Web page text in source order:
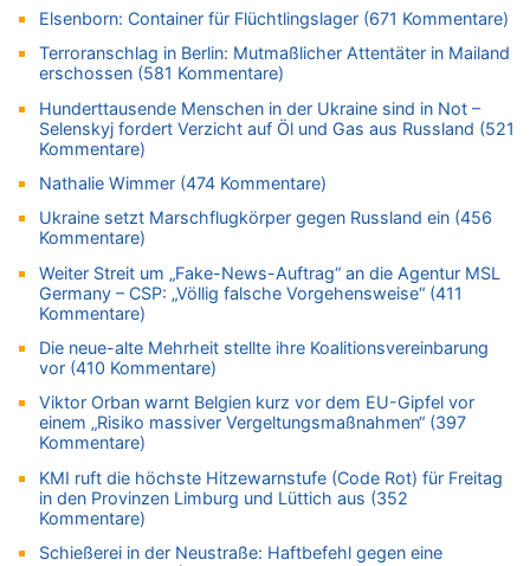
08.08.2026 - 15:32 von 5/11 zu
Mehrere Menschen in Londons City niedergestochen
08.08.2026 - 15:19 von Guido Scholzen zu
Leipzig, Mechernich und die Frage: Wer steckt hinter den
Drohnen mit Strengstoff? War es Russland?
Belgier knackt Jackpot bei Lotterie EuroMillions und gewinnt
mehr als 111 Millionen €
08.08.2026 - 14:47 von Peer Wermuth zu
Leipzig, Mechernich und die Frage: Wer steckt hinter den
Drohnen mit Strengstoff? War es Russland?
08.08.2026 - 14:29 von Achso Dax zu
In Belgien missachten zwei von drei Autofahrern das
Tempolimit in 30er-Zonen – Untersuchung von Vias
08.08.2026 - 13:23 von Hugo Egon Bernhard von Sinnen zu
Leipzig, Mechernich und die Frage: Wer steckt hinter den
Drohnen mit Strengstoff? War es Russland?
08.08.2026 - 13:03 von WK zu
Kollision zwischen Autofahrer und Radfahrer an RAVeL-Weg
Elsenborn: Container für Flüchtlingslager (671 Kommentare)
Terroranschlag in Berlin: Mutmaßlicher Attentäter in Mailand
erschossen (581 Kommentare)
Hunderttausende Menschen in der Ukraine sind in Not –
Selenskyj fordert Verzicht auf Öl und Gas aus Russland (521
Kommentare)
Nathalie Wimmer (474 Kommentare)
Ukraine setzt Marschflugkörper gegen Russland ein (456
Kommentare)
Weiter Streit um „Fake-News-Auftrag“ an die Agentur MSL
Germany – CSP: „Völlig falsche Vorgehensweise“ (411
Kommentare)
Die neue-alte Mehrheit stellte ihre Koalitionsvereinbarung
vor (410 Kommentare)
Viktor Orban warnt Belgien kurz vor dem EU-Gipfel vor
einem „Risiko massiver Vergeltungsmaßnahmen“ (397
Kommentare)
KMI ruft die höchste Hitzewarnstufe (Code Rot) für Freitag
in den Provinzen Limburg und Lüttich aus (352
Kommentare)
Schießerei in der Neustraße: Haftbefehl gegen eine